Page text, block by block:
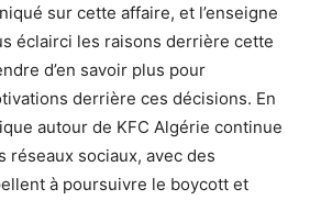
sur cette affaire, et l’enseigne
éclairci les raisons derrière cette
d’en savoir plus pour
derrière ces décisions. En
autour de KFC Algérie continue
réseaux sociaux, avec des
à poursuivre le boycott et